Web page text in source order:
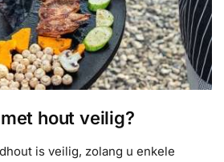
hout veilig?
is veilig, zolang u enkele